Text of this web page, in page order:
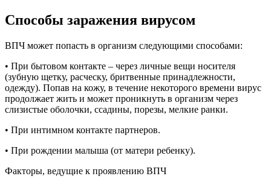
Способы заражения вирусом
ВПЧ может попасть в организм следующими способами:
• При бытовом контакте – через личные вещи носителя
(зубную щетку, расческу, бритвенные принадлежности,
одежду). Попав на кожу, в течение некоторого времени вирус
продолжает жить и может проникнуть в организм через
слизистые оболочки, ссадины, порезы, мелкие ранки.
• При интимном контакте партнеров.
• При рождении малыша (от матери ребенку).
Факторы, ведущие к проявлению ВПЧ